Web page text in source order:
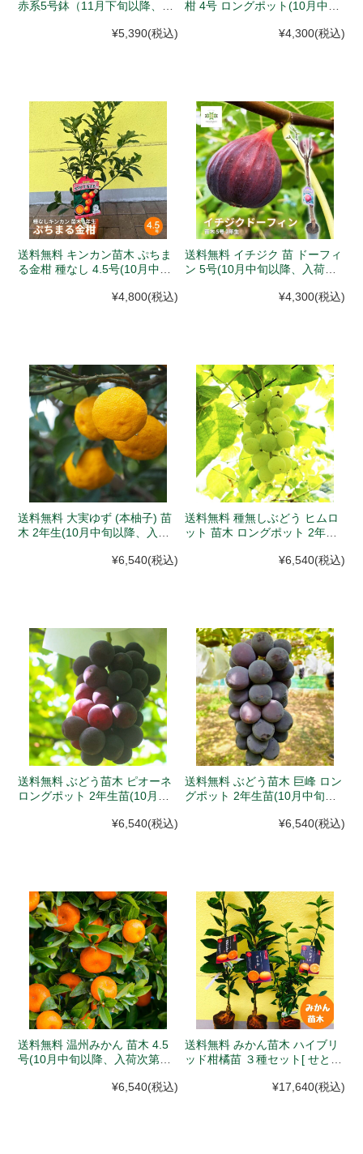
赤系5号鉢（11月下旬以降、入
¥5,390(税込)
柑 4号 ロングポット(10月中旬
¥4,300(税込)
送料無料 キンカン苗木 ぷちま
る金柑 種なし 4.5号(10月中旬
¥4,800(税込)
送料無料 イチジク 苗 ドーフィ
ン 5号(10月中旬以降、入荷次
¥4,300(税込)
送料無料 大実ゆず (本柚子) 苗
木 2年生(10月中旬以降、入荷
¥6,540(税込)
送料無料 種無しぶどう ヒムロ
ット 苗木 ロングポット 2年生
¥6,540(税込)
送料無料 ぶどう苗木 ピオーネ
ロングポット 2年生苗(10月中
¥6,540(税込)
送料無料 ぶどう苗木 巨峰 ロン
グポット 2年生苗(10月中旬以
¥6,540(税込)
送料無料 温州みかん 苗木 4.5
号(10月中旬以降、入荷次第発
¥6,540(税込)
送料無料 みかん苗木 ハイブリ
ッド柑橘苗 ３種セット[ せと
(10月中旬以降、入荷次第発送)
¥17,640(税込)